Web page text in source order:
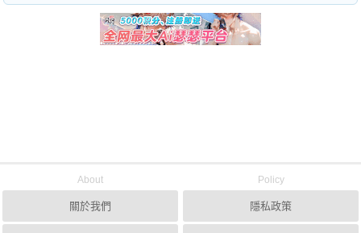
About
關於我們
Policy
隱私政策